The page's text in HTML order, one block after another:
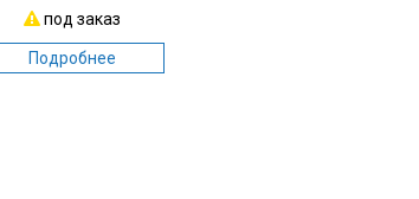
под заказ
Подробнее